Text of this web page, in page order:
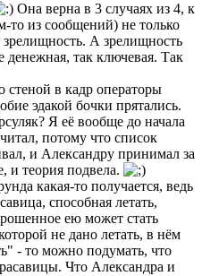
Она верна в 3 случаях из 4, к
то из сообщений) не только
зрелищность. А зрелищность
денежная, так ключевая. Так
стеной в кадр операторы
эдакой бочки прятались.
Я её вообще до начала
потому что список
и Александру принимал за
и теория подвела.
какая-то получается, ведь
способная летать,
ею может стать
не дано летать, в нём
- то можно подумать, что
Что Александра и